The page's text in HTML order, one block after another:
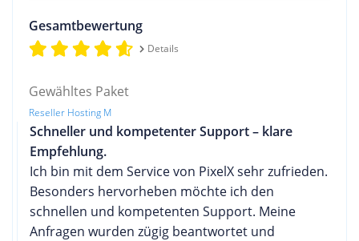
Gesamtbewertung
Details
Gewähltes Paket
Reseller Hosting M
Schneller und kompetenter Support – klare
Empfehlung.
Ich bin mit dem Service von PixelX sehr zufrieden.
Besonders hervorheben möchte ich den
schnellen und kompetenten Support. Meine
Anfragen wurden zügig beantwortet und